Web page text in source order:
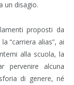
un disagio.
proposti da
“carriera alias”, ai
alla scuola, la
pervenire alcuna
di genere, né